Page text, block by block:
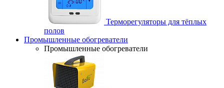
Терморегуляторы для тёплых
полов
Промышленные обогреватели
Промышленные обогреватели